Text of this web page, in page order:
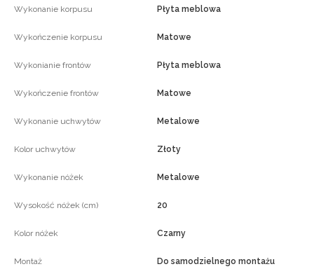
Wykonanie korpusu Płyta meblowa
Wykończenie korpusu Matowe
Wykonianie frontów Płyta meblowa
Wykończenie frontów Matowe
Wykonanie uchwytów Metalowe
Kolor uchwytów Złoty
Wykonanie nóżek Metalowe
Wysokość nóżek (cm) 20
Kolor nóżek Czarny
Montaż Do samodzielnego montażu